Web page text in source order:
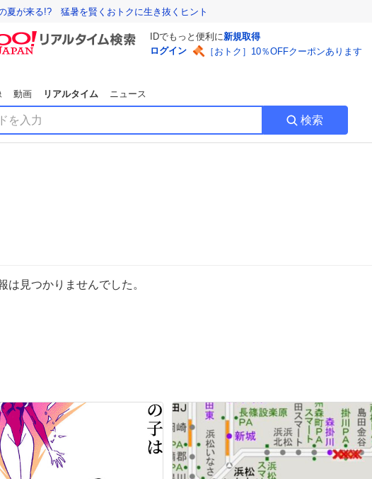
夏が来る!? 猛暑を賢くおトクに生き抜くヒント
IDでもっと便利に新規取得
ログイン
［おトク］10％OFFクーポンあります
動画 リアルタイム ニュース
検索
は見つかりませんでした。